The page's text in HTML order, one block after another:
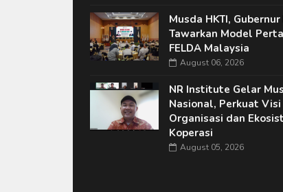
Musda HKTI, Gubernur
Tawarkan Model
FELDA Malaysia
August 06, 2026
NR Institute Gelar
Nasional, Perkuat Visi
Organisasi dan
Koperasi
August 05, 2026